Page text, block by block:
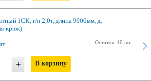
1СК, г/п 2,0т, длина 9000мм, д.
крюк)
Остаток: 40 шт
+ В корзину